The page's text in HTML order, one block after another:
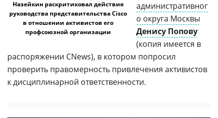
Назейкин раскритиковал действия
руководства представительства Cisco
в отношении активистов его
профсоюзной организации
административног
о округа Москвы
Денису Попову
(копия имеется в
распоряжении CNews), в котором попросил
проверить правомерность привлечения активистов
к дисциплинарной ответственности.